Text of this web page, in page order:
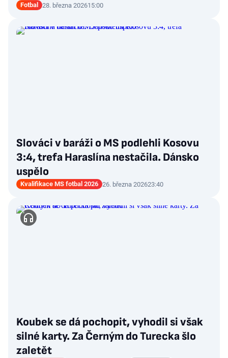
Fotbal 28. března 202615:00
Slováci v baráži o MS podlehli Kosovu
3:4, trefa Haraslína nestačila. Dánsko
uspělo
Kvalifikace MS fotbal 2026 26. března 202623:40
Koubek se dá pochopit, vyhodil si však
silné karty. Za Černým do Turecka šlo
zaletět